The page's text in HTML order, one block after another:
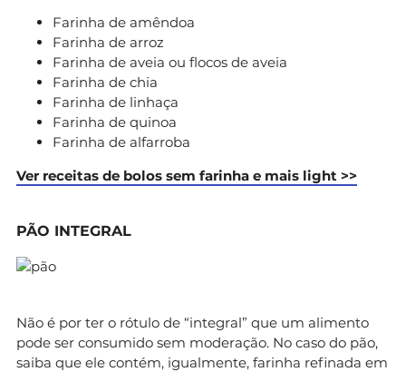
Farinha de amêndoa
Farinha de arroz
Farinha de aveia ou flocos de aveia
Farinha de chia
Farinha de linhaça
Farinha de quinoa
Farinha de alfarroba
Ver receitas de bolos sem farinha e mais light >>
PÃO INTEGRAL
Não é por ter o rótulo de “integral” que um alimento
pode ser consumido sem moderação. No caso do pão,
saiba que ele contém, igualmente, farinha refinada em